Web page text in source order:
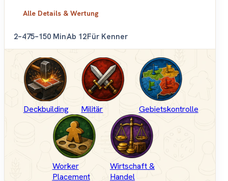
Alle Details & Wertung
2–475–150 MinAb 12Für Kenner
Deckbuilding Militär Gebietskontrolle
Worker
Placement
Wirtschaft &
Handel